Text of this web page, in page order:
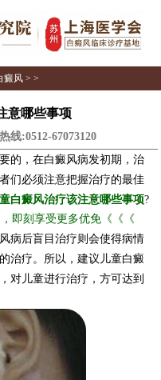
癜风> >
意哪些事项
线:0512-67073120
，在白癜风病发初期，治
们必须注意把握治疗的最佳
白癜风治疗该注意哪些事项?
即刻享受更多优免《《《
后盲目治疗则会使得病情
治疗。所以，建议儿童白癜
对儿童进行治疗，方可达到